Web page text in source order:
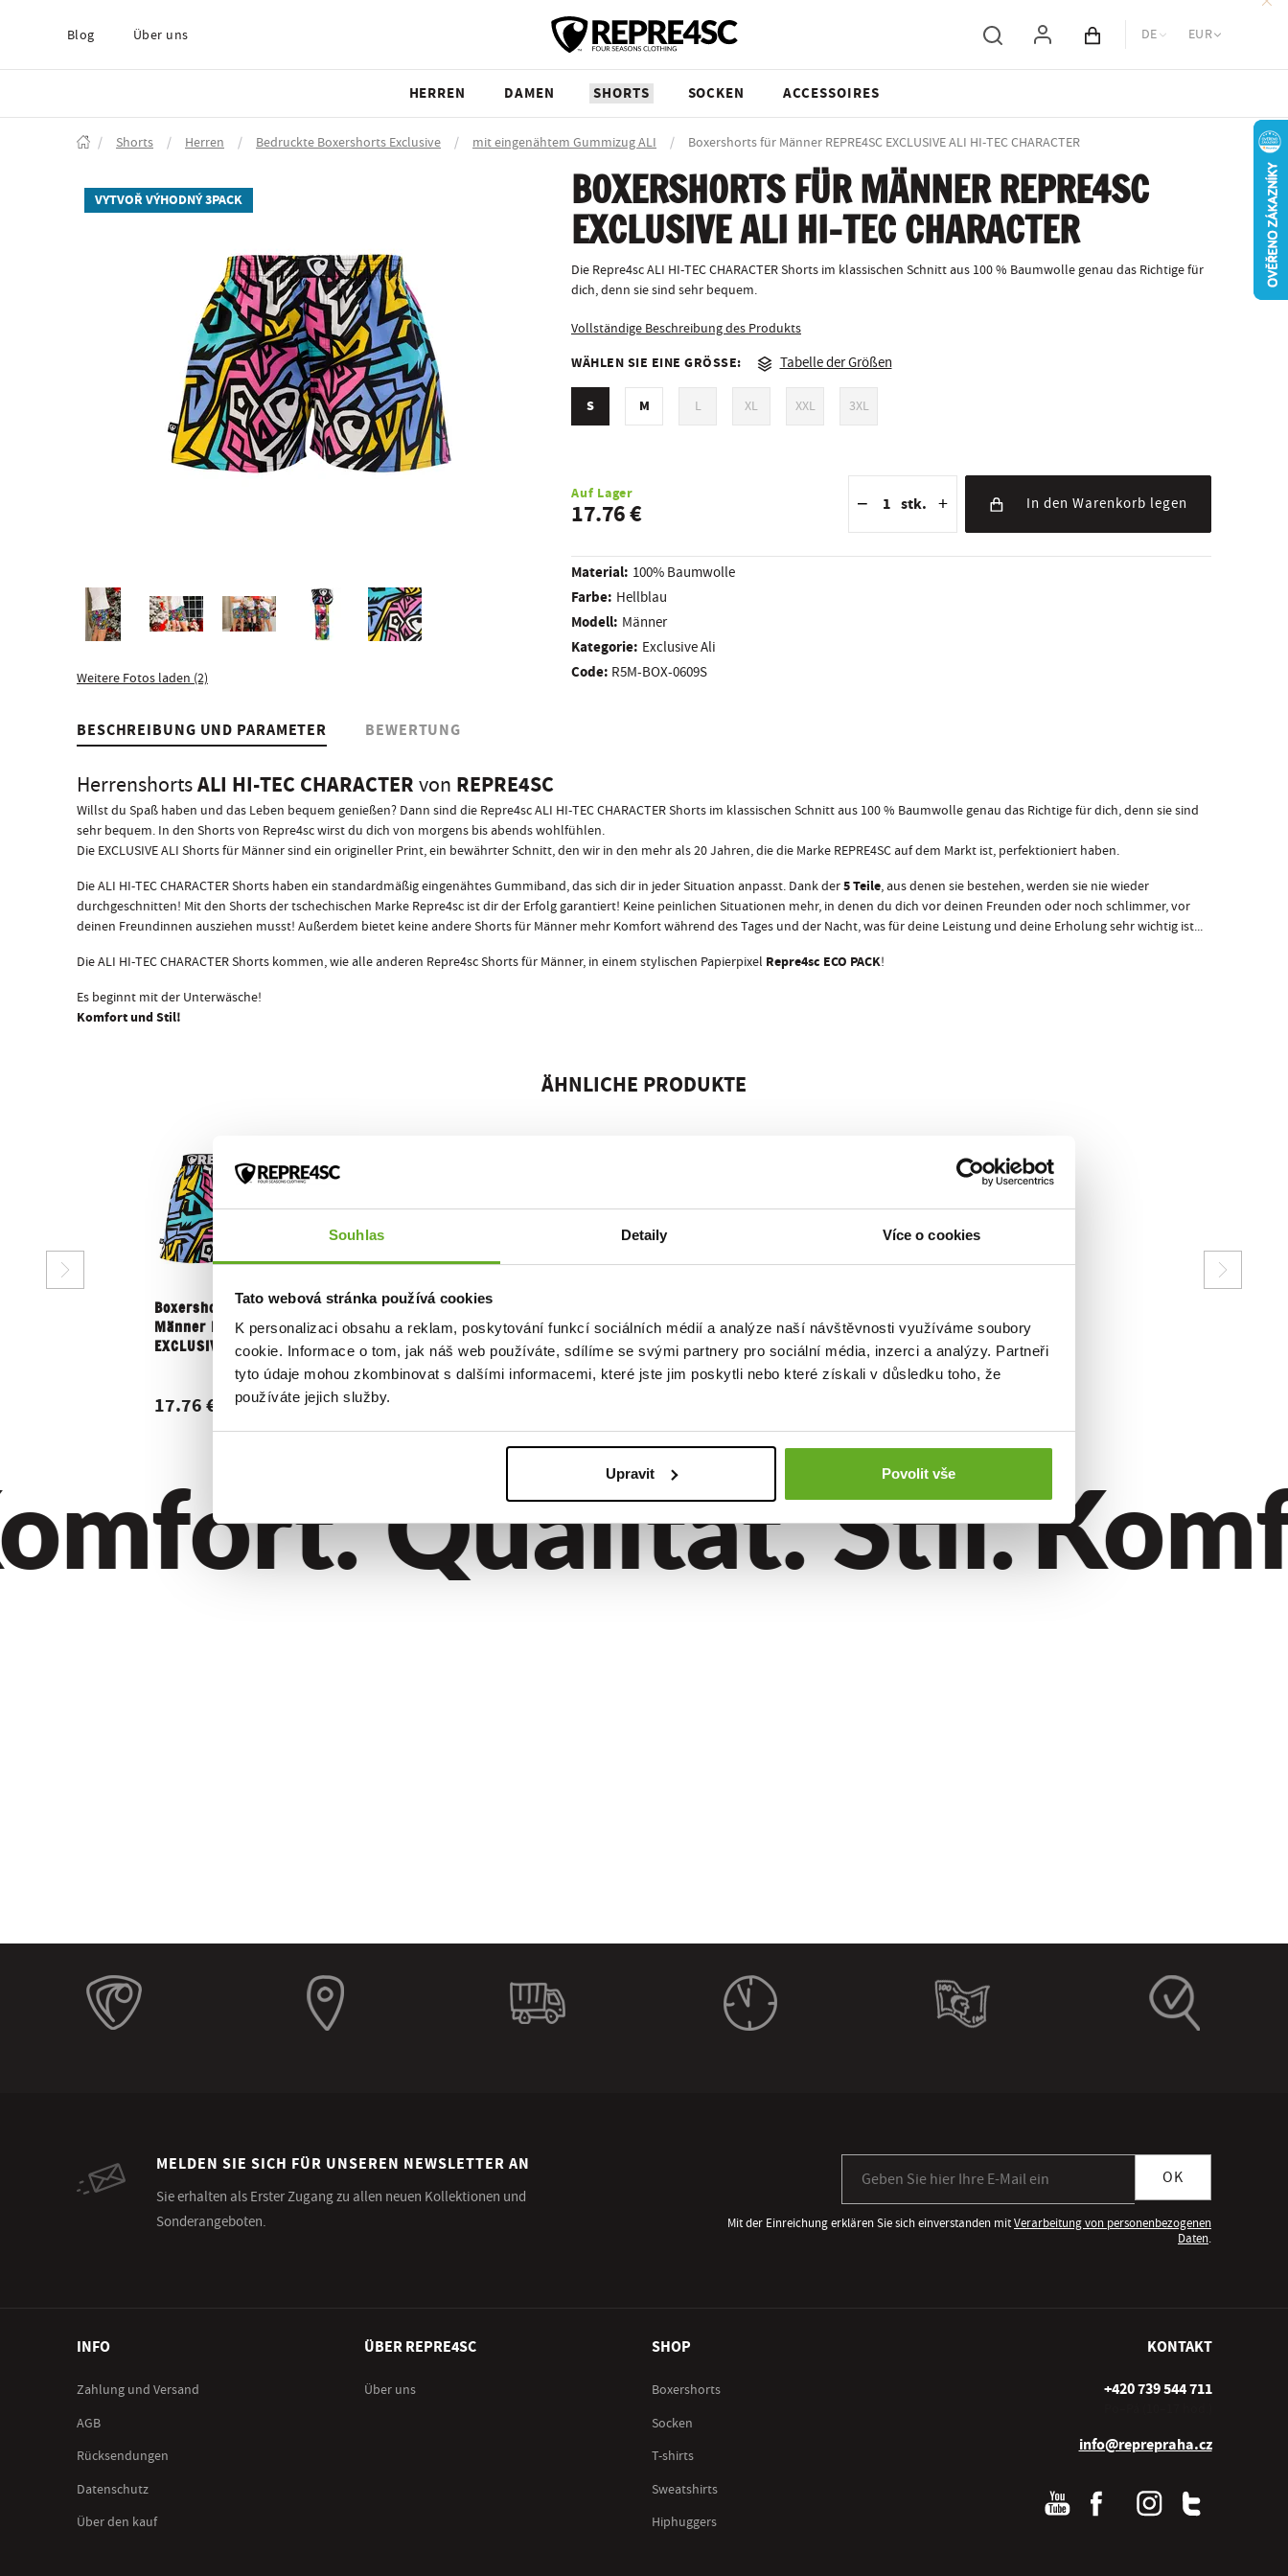
Souhlas Detaily Více o cookies
Tato webová stránka používá cookies
K personalizaci obsahu a reklam, poskytování funkcí sociálních médií a analýze naší návštěvnosti využíváme soubory
cookie. Informace o tom, jak náš web používáte, sdílíme se svými partnery pro sociální média, inzerci a analýzy. Partneři
tyto údaje mohou zkombinovat s dalšími informacemi, které jste jim poskytli nebo které získali v důsledku toho, že
používáte jejich služby.
Upravit Povolit vše
Blog Über uns Inhalt des Wagens
DE EUR
HERREN DAMEN SHORTS SOCKEN ACCESSOIRES
/ Shorts / Herren / Bedruckte Boxershorts Exclusive / mit eingenähtem Gummizug ALI / Boxershorts für Männer REPRE4SC EXCLUSIVE ALI HI-TEC CHARACTER
VYTVOŘ VÝHODNÝ 3PACK
Weitere Fotos laden (2)
BOXERSHORTS FÜR MÄNNER REPRE4SC
EXCLUSIVE ALI HI-TEC CHARACTER
Die Repre4sc ALI HI-TEC CHARACTER Shorts im klassischen Schnitt aus 100 % Baumwolle genau das Richtige für
dich, denn sie sind sehr bequem.
Vollständige Beschreibung des Produkts
WÄHLEN SIE EINE GRÖSSE: Tabelle der Größen
S M L XL XXL 3XL
Auf Lager
17.76 € − stk. + In den Warenkorb legen
Material: 100% Baumwolle
Farbe: Hellblau
Modell: Männer
Kategorie: Exclusive Ali
Code: R5M-BOX-0609S
BESCHREIBUNG UND PARAMETER BEWERTUNG
HerrenshortsALI HI-TEC CHARACTER von REPRE4SC
Willst du Spaß haben und das Leben bequem genießen? Dann sind die Repre4sc ALI HI-TEC CHARACTER Shorts im klassischen Schnitt aus 100 % Baumwolle genau das Richtige für dich, denn sie sind
sehr bequem. In den Shorts von Repre4sc wirst du dich von morgens bis abends wohlfühlen.
Die EXCLUSIVE ALI Shorts für Männer sind ein origineller Print, ein bewährter Schnitt, den wir in den mehr als 20 Jahren, die die Marke REPRE4SC auf dem Markt ist, perfektioniert haben.
Die ALI HI-TEC CHARACTER Shorts haben ein standardmäßig eingenähtes Gummiband, das sich dir in jeder Situation anpasst. Dank der5 Teile, aus denen sie bestehen, werden sie nie wieder
durchgeschnitten! Mit den Shorts der tschechischen Marke Repre4sc ist dir der Erfolg garantiert! Keine peinlichen Situationen mehr, in denen du dich vor deinen Freunden oder noch schlimmer, vor
deinen Freundinnen ausziehen musst! Außerdem bietet keine andere Shorts für Männer mehr Komfort während des Tages und der Nacht, was für deine Leistung und deine Erholung sehr wichtig ist...
Die ALI HI-TEC CHARACTER Shorts kommen, wie alle anderen Repre4sc Shorts für Männer, in einem stylischen Papierpixel Repre4sc ECO PACK!
Es beginnt mit der Unterwäsche!
Komfort und Stil!
ÄHNLICHE PRODUKTE
Boxershorts für
Männer REPRE4SC
EXCLUSIVE...
17.76 €
Qualität. Stil.
MELDEN SIE SICH FÜR UNSEREN NEWSLETTER AN
Sie erhalten als Erster Zugang zu allen neuen Kollektionen und
Sonderangeboten.
OK
Mit der Einreichung erklären Sie sich einverstanden mitVerarbeitung von personenbezogenen
Daten.
INFO
Zahlung und Versand
AGB
Rücksendungen
Datenschutz
Über den kauf
ÜBER REPRE4SC
Über uns
SHOP
Boxershorts
Socken
T-shirts
Sweatshirts
Hiphuggers
KONTAKT
+420 739 544 711
info@reprepraha.cz